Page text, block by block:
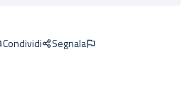
Condividi Segnala